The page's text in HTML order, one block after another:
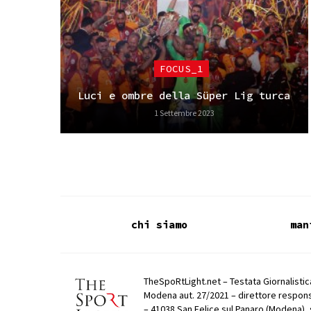
FOCUS_1
Luci e ombre della Süper Lig turca
1 Settembre 2023
chi siamo
TheSpoRtLight.net – Testata
Modena aut. 27/2021 – direttore